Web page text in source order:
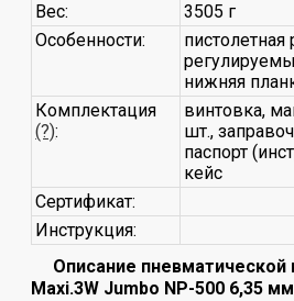
Вес:
3505 г
Особенности:
пистолетная
нижняя
Комплектация
(?):
винтовка,
шт.,
паспорт
кейс
Сертификат:
Инструкция:
Описание пневматической
Maxi.3W Jumbo NP-500 6,35